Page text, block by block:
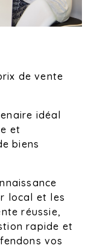
de vente
idéal
et
biens
local et les
réussie,
rapide et
vos